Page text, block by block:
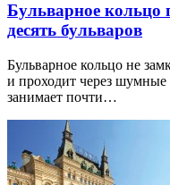
Бульварное
десять бульваров
Бульварное кольцо не
и проходит через
занимает почти…